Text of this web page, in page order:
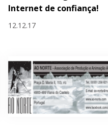
Internet de confiança!
12.12.17